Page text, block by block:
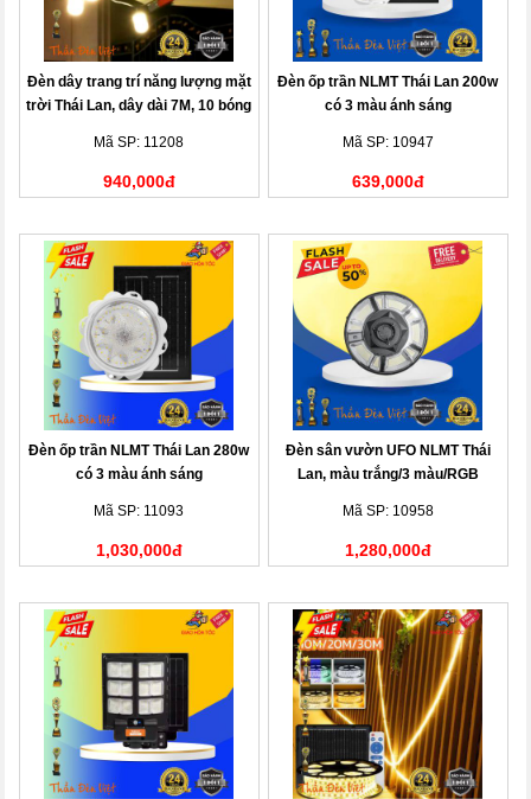
Đèn dây trang trí năng lượng mặt
trời Thái Lan, dây dài 7M, 10 bóng
Mã SP: 11208
940,000đ
Đèn ốp trần NLMT Thái Lan 200w
có 3 màu ánh sáng
Mã SP: 10947
639,000đ
Đèn ốp trần NLMT Thái Lan 280w
có 3 màu ánh sáng
Mã SP: 11093
1,030,000đ
Đèn sân vườn UFO NLMT Thái
Lan, màu trắng/3 màu/RGB
Mã SP: 10958
1,280,000đ